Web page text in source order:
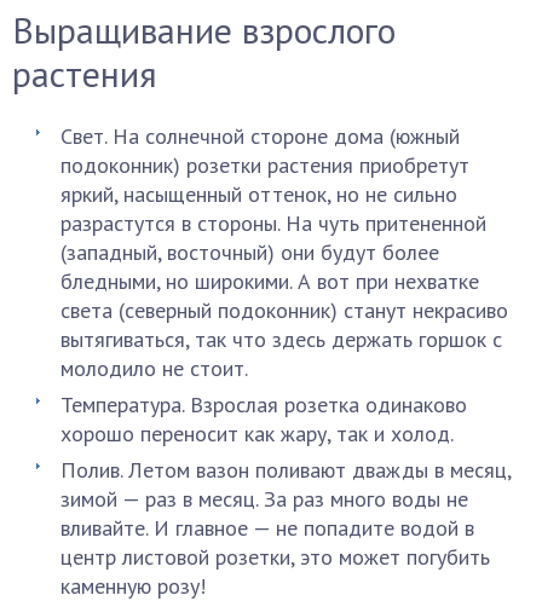
Выращивание взрослого
растения
Свет. На солнечной стороне дома (южный
подоконник) розетки растения приобретут
яркий, насыщенный оттенок, но не сильно
разрастутся в стороны. На чуть притененной
(западный, восточный) они будут более
бледными, но широкими. А вот при нехватке
света (северный подоконник) станут некрасиво
вытягиваться, так что здесь держать горшок с
молодило не стоит.
Температура. Взрослая розетка одинаково
хорошо переносит как жару, так и холод.
Полив. Летом вазон поливают дважды в месяц,
зимой — раз в месяц. За раз много воды не
вливайте. И главное — не попадите водой в
центр листовой розетки, это может погубить
каменную розу!